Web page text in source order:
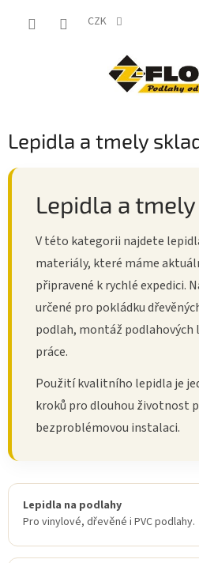
CZK
Lepidla a tmely
Lepidla a
V této kategorii najdete
materiály, které máme
připravené k rychlé expedici.
určené pro pokládku
podlah, montáž podlahových
práce.
Použití kvalitního lepidla je
kroků pro dlouhou životnost
bezproblémovou instalaci.
Lepidla na podlahy
Pro vinylové, dřevěné i PVC podlahy.